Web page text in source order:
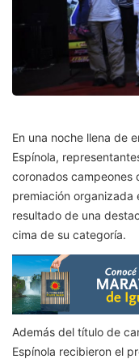
En una noche llena de
Espínola,
coronados campeones
premiación organizada
resultado de una
cima de su categoría.
Además del título de
Espínola recibieron el